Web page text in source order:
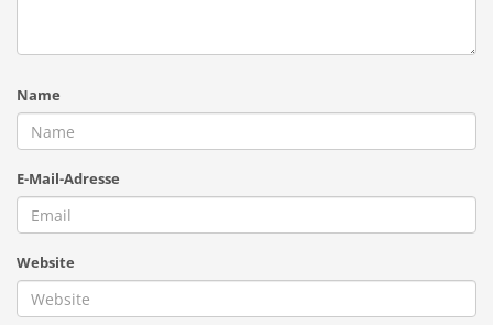
Name
E-Mail-Adresse
Website